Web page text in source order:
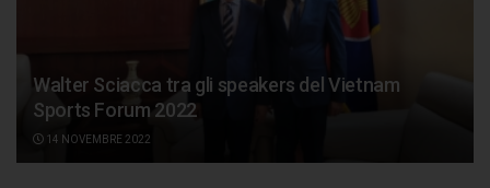
Walter Sciacca tra gli speakers del Vietnam
Sports Forum 2022
14 NOVEMBRE 2022